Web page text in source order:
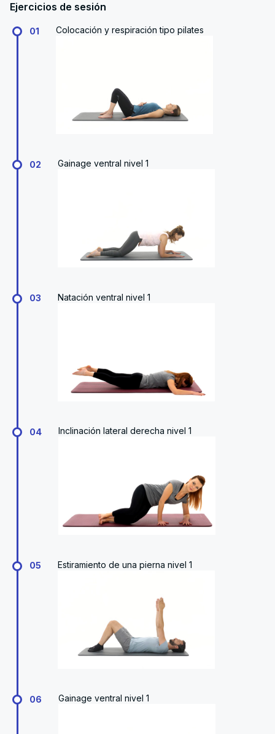
Ejercicios de sesión
01 Colocación y respiración tipo pilates
02 Gainage ventral nivel 1
03 Natación ventral nivel 1
04 Inclinación lateral derecha nivel 1
05 Estiramiento de una pierna nivel 1
06 Gainage ventral nivel 1